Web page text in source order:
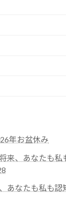
年お盆休み
来、あなたも私
あなたも私も認